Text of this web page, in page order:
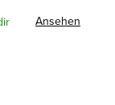
Ansehen